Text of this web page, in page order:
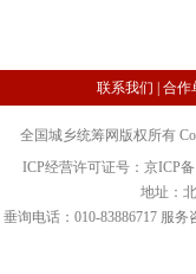
联系我们 合作
全国城乡统筹网版权所有
ICP经营许可证号：京ICP备
地址：
垂询电话：010-83886717 服务